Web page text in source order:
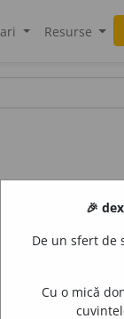
Resurse
🎉
De un sfert de
Cu o mică